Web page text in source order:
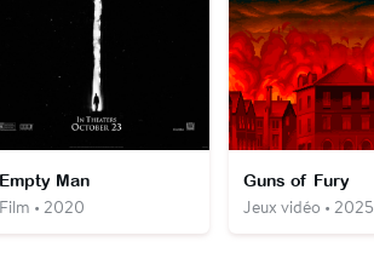
Man
• 2020
Guns of Fury
Jeux vidéo • 2025